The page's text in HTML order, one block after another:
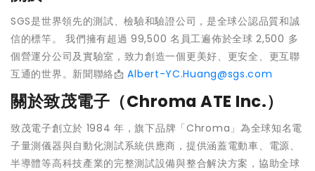
SGS是世界領先的測試、檢驗和驗證公司，是全球公認品質和誠
信的標竿。 我們擁有超過 99,500 名員工遍佈於全球 2,500 多
個營運分公司及實驗室，致力創造一個更美好、更安全、更互聯
互通的世界。新聞聯絡📩Albert-YC.Huang@sgs.com
關於致茂電子（Chroma ATE Inc.）
致茂電子創立於 1984 年，旗下品牌「Chroma」為全球知名電
子量測儀器與自動化測試系統供應商，提供涵蓋電動車、電源、
半導體等高科技產業的完整測試設備與整合解決方案，協助全球